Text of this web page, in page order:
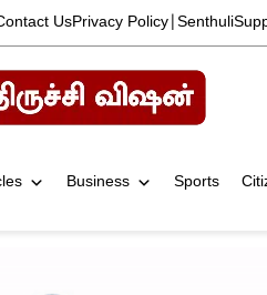
UsPrivacy Policy Senthuli
Business Sports